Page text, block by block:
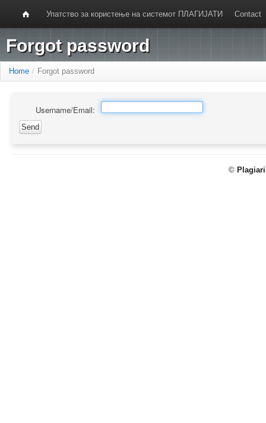
Упатство за користење на системот ПЛАГИЈАТИ Contact
Forgot password
Home / Forgot password
Username/Email:
©